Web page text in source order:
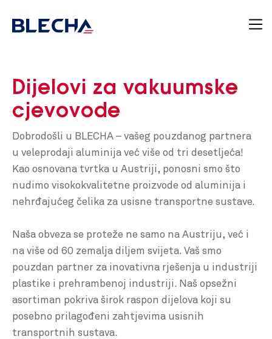
Dijelovi za vakuumske
cjevovode
Dobrodošli u BLECHA – vašeg pouzdanog partnera
u veleprodaji aluminija već više od tri desetljeća!
Kao osnovana tvrtka u Austriji, ponosni smo što
nudimo visokokvalitetne proizvode od aluminija i
nehrđajućeg čelika za usisne transportne sustave.
Naša obveza se proteže ne samo na Austriju, već i
na više od 60 zemalja diljem svijeta. Vaš smo
pouzdan partner za inovativna rješenja u industriji
plastike i prehrambenoj industriji. Naš opsežni
asortiman pokriva širok raspon dijelova koji su
posebno prilagođeni zahtjevima usisnih
transportnih sustava.